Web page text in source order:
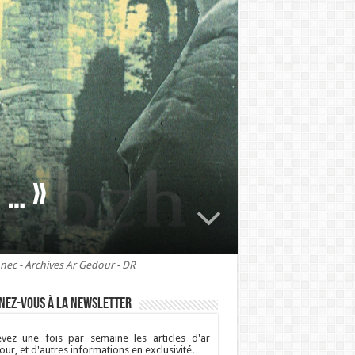
… »
- Archives Ar Gedour - DR
vous à la newsletter
une fois par semaine les articles d'ar
et d'autres informations en exclusivité.